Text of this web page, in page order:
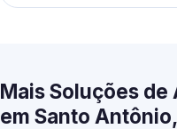
Mais Soluções
em Santo